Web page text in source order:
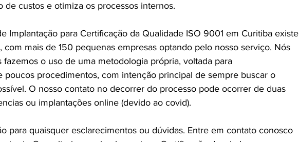
de custos e otimiza os processos internos.
Implantação para Certificação da Qualidade ISO 9001 em Curitiba existe
com mais de 150 pequenas empresas optando pelo nosso serviço. Nós
fazemos o uso de uma metodologia própria, voltada para
poucos procedimentos, com intenção principal de sempre buscar o
O nosso contato no decorrer do processo pode ocorrer de duas
ou implantações online (devido ao covid).
para quaisquer esclarecimentos ou dúvidas. Entre em contato conosco